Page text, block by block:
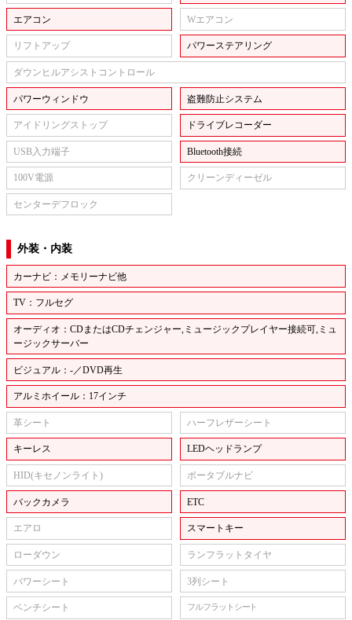
エアコン Wエアコン
リフトアップ パワーステアリング
ダウンヒルアシストコントロール
パワーウィンドウ 盗難防止システム
アイドリングストップ ドライブレコーダー
USB入力端子 Bluetooth接続
100V電源 クリーンディーゼル
センターデフロック
外装・内装
カーナビ：メモリーナビ他
TV：フルセグ
オーディオ：CDまたはCDチェンジャー,ミュージックプレイヤー接続可,ミュ
ージックサーバー
ビジュアル：-／DVD再生
アルミホイール：17インチ
革シート ハーフレザーシート
キーレス LEDヘッドランプ
HID(キセノンライト) ポータブルナビ
バックカメラ ETC
エアロ スマートキー
ローダウン ランフラットタイヤ
パワーシート 3列シート
ベンチシート フルフラットシート